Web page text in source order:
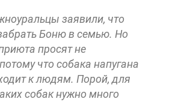
заявили, что
Боню в семью. Но
просят не
что собака напугана
к людям. Порой, для
собак нужно много